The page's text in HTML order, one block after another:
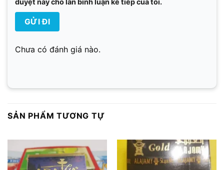
duyệt này cho lần bình luận kế tiếp của tôi.
Chưa có đánh giá nào.
SẢN PHẨM TƯƠNG TỰ